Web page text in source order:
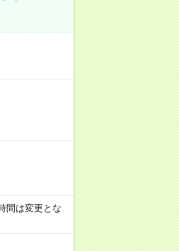
間は変更とな